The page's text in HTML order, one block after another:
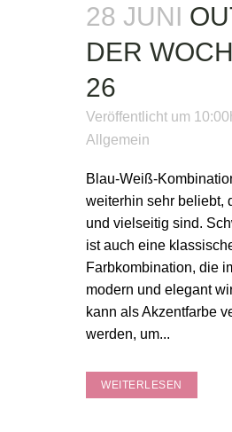
28 JUNI
DER
26
Veröffentlicht um
Allgemein
Blau-Weiß-
weiterhin sehr beliebt,
und vielseitig sind.
ist auch eine
Farbkombination, die
modern und elegant
kann als Akzentfarbe
werden, um...
WEITERLESEN